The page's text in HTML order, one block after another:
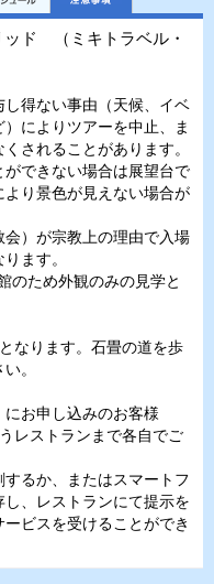
ド （ミキトラベル・
得ない事由（天候、イベ
によりツアーを中止、ま
されることがあります。
できない場合は展望台で
り景色が見えない場合が
）が宗教上の理由で入場
ます。
のため外観のみの見学と
なります。石畳の道を歩
。
にお申し込みのお客様
レストランまで各自でご
るか、またはスマートフ
、レストランにて提示を
ビスを受けることができ